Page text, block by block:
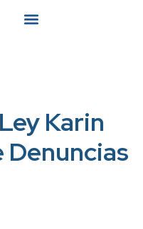
Karin
Denuncias